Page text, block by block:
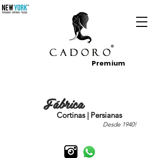
Cortinas | Persianas
Fábrica
Desde 1940!
Premium